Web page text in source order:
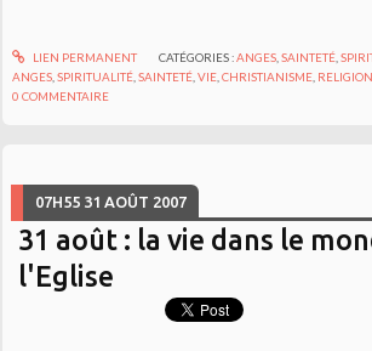
LIEN PERMANENT CATÉGORIES :ANGES, SAINTETÉ,
ANGES ,SPIRITUALITÉ ,SAINTETÉ ,VIE ,CHRISTIANISME RELIGION
0 COMMENTAIRE
07H55 31 AOÛT 2007
31 août : la vie dans le
l'Eglise